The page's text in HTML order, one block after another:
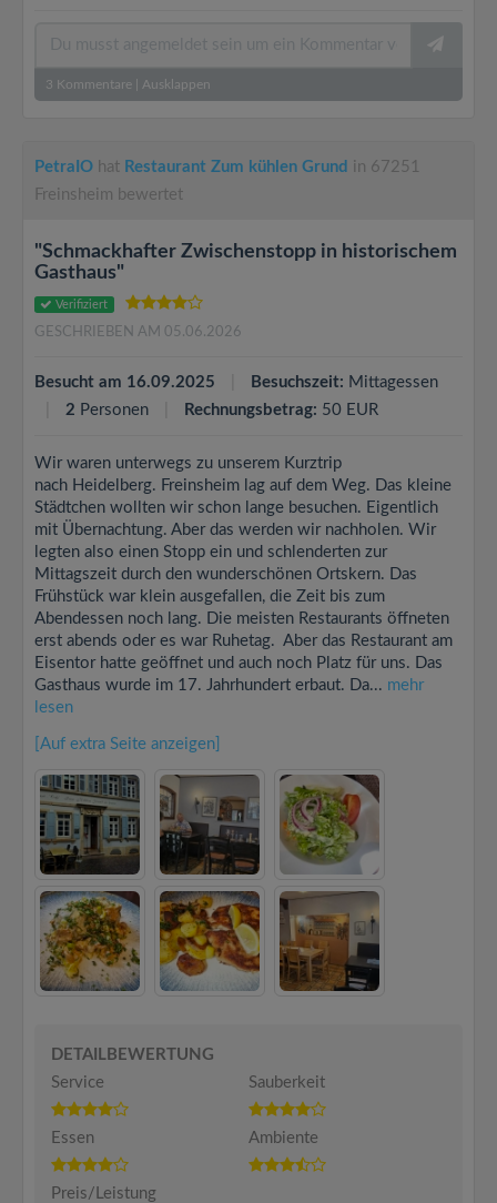
3 Kommentare Ausklappen
PetraIO hat Restaurant Zum kühlen Grund in 67251
Freinsheim bewertet
"Schmackhafter Zwischenstopp in historischem
Gasthaus"
Verifiziert
GESCHRIEBEN AM 05.06.2026
Besucht am 16.09.2025 Besuchszeit: Mittagessen
2 Personen Rechnungsbetrag: 50 EUR
Wir waren unterwegs zu unserem Kurztrip
nach Heidelberg. Freinsheim lag auf dem Weg. Das kleine
Städtchen wollten wir schon lange besuchen. Eigentlich
mit Übernachtung. Aber das werden wir nachholen. Wir
legten also einen Stopp ein und schlenderten zur
Mittagszeit durch den wunderschönen Ortskern. Das
Frühstück war klein ausgefallen, die Zeit bis zum
Abendessen noch lang. Die meisten Restaurants öffneten
erst abends oder es war Ruhetag. Aber das Restaurant am
Eisentor hatte geöffnet und auch noch Platz für uns. Das
Gasthaus wurde im 17. Jahrhundert erbaut. Da... mehr
lesen
[Auf extra Seite anzeigen]
DETAILBEWERTUNG
Service
Sauberkeit
Essen Ambiente
Preis/Leistung